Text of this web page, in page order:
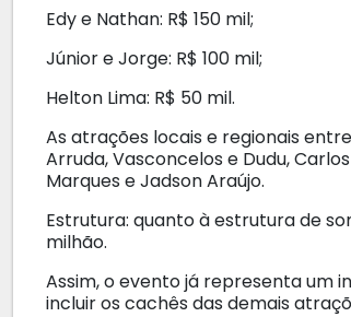
Edy e Nathan: R$ 150 mil;
Júnior e Jorge: R$ 100 mil;
Helton Lima: R$ 50 mil.
As atrações locais e regionais
Arruda, Vasconcelos e Dudu,
Marques e Jadson Araújo.
Estrutura: quanto à estrutura de
milhão.
Assim, o evento já representa um
incluir os cachês das demais